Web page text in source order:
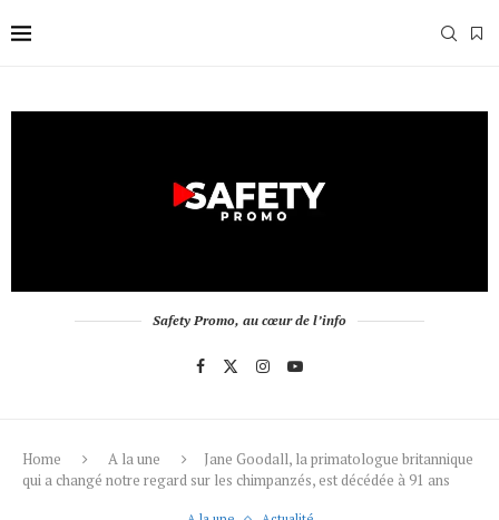
Safety Promo, au cœur de l’info
Home A la une
Jane Goodall, la primatologue britannique
qui a changé notre regard sur les chimpanzés, est décédée à 91 ans